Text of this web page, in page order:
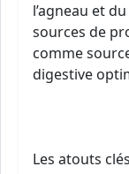
l’agneau et
sources de
comme
digestive
Les atouts